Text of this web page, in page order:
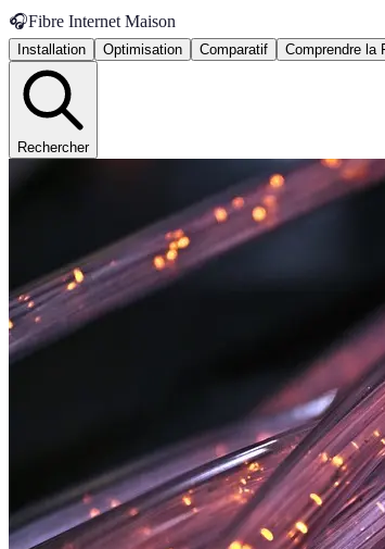
🎧Fibre Internet Maison
Installation Optimisation Comparatif Comprendre la
Rechercher